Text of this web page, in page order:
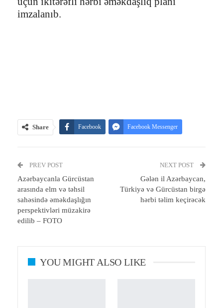
imzalanıb.
Share Facebook Facebook Messenger
Email
PREV POST
Azərbaycanla Gürcüstan
arasında elm və təhsil
sahəsində əməkdaşlığın
perspektivləri müzakirə
edilib – FOTO
NEXT POST
Gələn il Azərbaycan,
Türkiyə və Gürcüstan birgə
hərbi təlim keçirəcək
YOU MIGHT ALSO LIKE